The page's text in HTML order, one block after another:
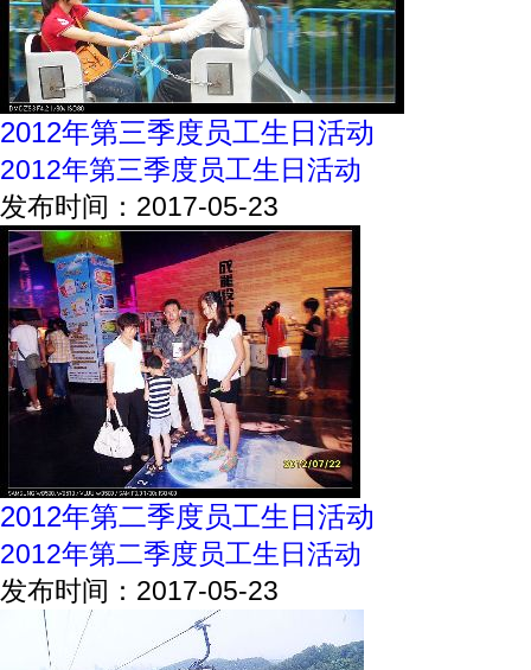
2012年第三季度员工生日活动
2012年第三季度员工生日活动
发布时间：2017-05-23
2012年第二季度员工生日活动
2012年第二季度员工生日活动
发布时间：2017-05-23